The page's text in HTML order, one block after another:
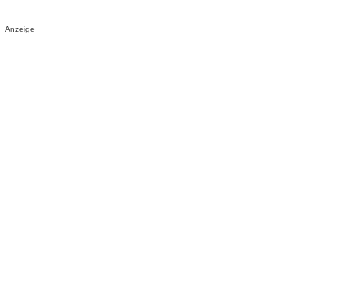
Anzeige